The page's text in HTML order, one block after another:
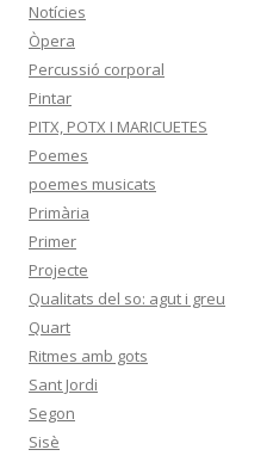
Notícies
Òpera
Percussió corporal
Pintar
PITX, POTX I MARICUETES
Poemes
poemes musicats
Primària
Primer
Projecte
Qualitats del so: agut i greu
Quart
Ritmes amb gots
Sant Jordi
Segon
Sisè